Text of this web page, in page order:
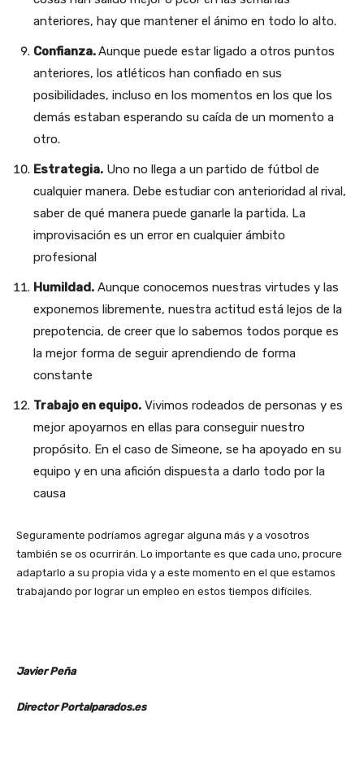
anteriores, hay que mantener el ánimo en todo lo alto.
Confianza.Aunque puede estar ligado a otros puntos
anteriores, los atléticos han confiado en sus
posibilidades, incluso en los momentos en los que los
demás estaban esperando su caída de un momento a
otro.
Estrategia. Uno no llega a un partido de fútbol de
cualquier manera. Debe estudiar con anterioridad al rival,
saber de qué manera puede ganarle la partida. La
improvisación es un error en cualquier ámbito
profesional
Humildad. Aunque conocemos nuestras virtudes y las
exponemos libremente, nuestra actitud está lejos de la
prepotencia, de creer que lo sabemos todos porque es
la mejor forma de seguir aprendiendo de forma
constante
Trabajo en equipo. Vivimos rodeados de personas y es
mejor apoyarnos en ellas para conseguir nuestro
propósito. En el caso de Simeone, se ha apoyado en su
equipo y en una afición dispuesta a darlo todo por la
causa
Seguramente podríamos agregar alguna más y a vosotros
también se os ocurrirán. Lo importante es que cada uno, procure
adaptarlo a su propia vida y a este momento en el que estamos
trabajando por lograr un empleo en estos tiempos difíciles.
Javier Peña
Director Portalparados.es